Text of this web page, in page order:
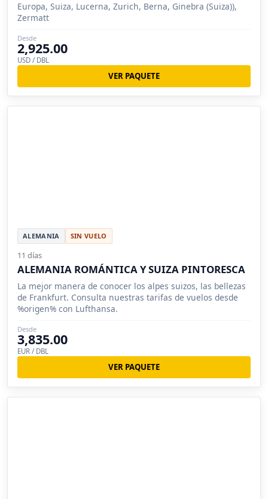
Europa, Suiza, Lucerna, Zurich, Berna, Ginebra (Suiza)),
Zermatt
Desde
2,925.00
USD / DBL
VER PAQUETE
ALEMANIA SIN VUELO
11 días
ALEMANIA ROMÁNTICA Y SUIZA PINTORESCA
La mejor manera de conocer los alpes suizos, las bellezas
de Frankfurt. Consulta nuestras tarifas de vuelos desde
%origen% con Lufthansa.
Desde
3,835.00
EUR / DBL
VER PAQUETE